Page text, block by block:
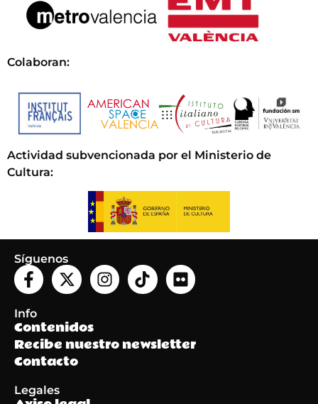
Colaboran:
Actividad subvencionada por el Ministerio de
Cultura:
Síguenos
Info
Contenidos
Recibe nuestro newsletter
Contacto
Legales